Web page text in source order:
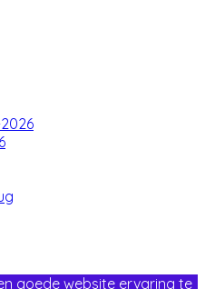
goede website ervaring te